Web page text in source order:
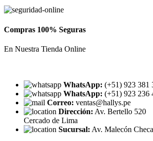
Compras 100% Seguras
En Nuestra Tienda Online
WhatsApp: (+51) 923 381
WhatsApp: (+51) 923 236
Correo: ventas@hallys.pe
Dirección: Av. Bertello 520
Cercado de Lima
Sucursal: Av. Malecón